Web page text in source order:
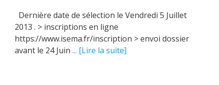
Dernière date de sélection le Vendredi 5 Juillet
2013 . > inscriptions en ligne
https://www.isema.fr/inscription > envoi dossier
avant le 24 Juin ... [Lire la suite]